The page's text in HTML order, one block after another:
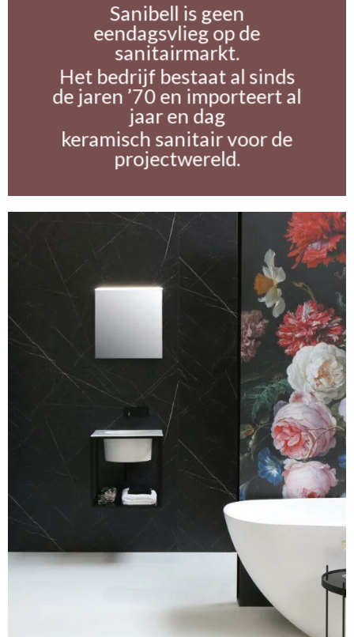
Sanibell is geen
eendagsvlieg op de
sanitairmarkt.
Het bedrijf bestaat al sinds
de jaren ’70 en importeert al
jaar en dag
keramisch sanitair voor de
projectwereld.